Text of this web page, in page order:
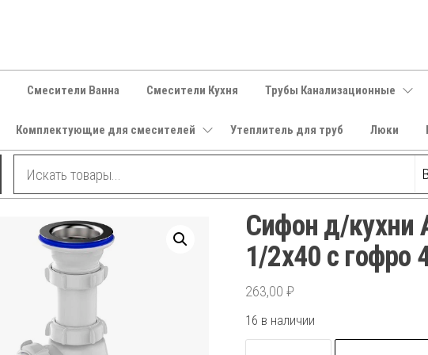
Смесители Ванна Смесители Кухня Трубы Канализационные
Комплектующие для смесителей Утеплитель для труб Люки
Сифон д/кухни
1/2х40 с гофро
263,00 ₽
16 в наличии